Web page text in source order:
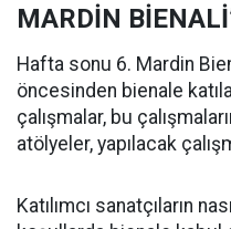
MARDİN
Hafta sonu 6. Mardin
öncesinden bienale
çalışmalar, bu
atölyeler, yapılacak
Katılımcı sanatçıların